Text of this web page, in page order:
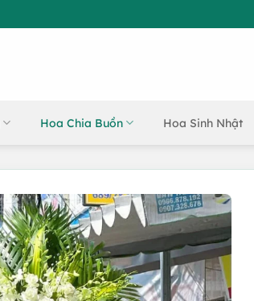
Hoa Chia Buồn Hoa Sinh Nhật